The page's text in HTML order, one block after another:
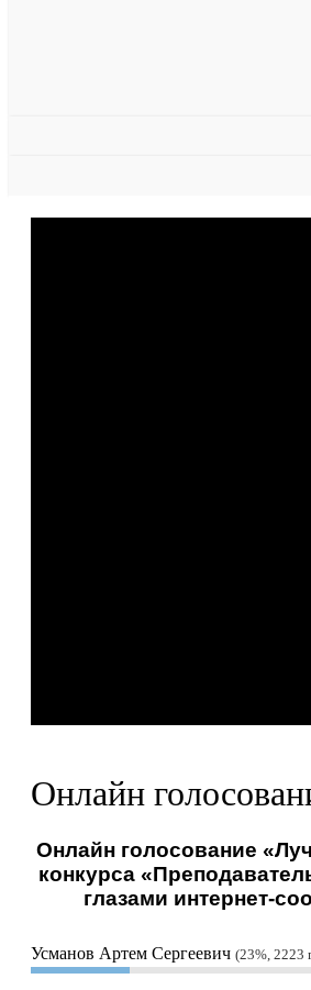
Онлайн
Онлайн голосование
конкурса
глазами интернет-
Усманов Артем Сергеевич 23%, 2223